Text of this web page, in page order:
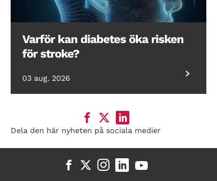
Varför kan diabetes öka risken
för stroke?
03 aug. 2026
Dela den här nyheten på sociala medier